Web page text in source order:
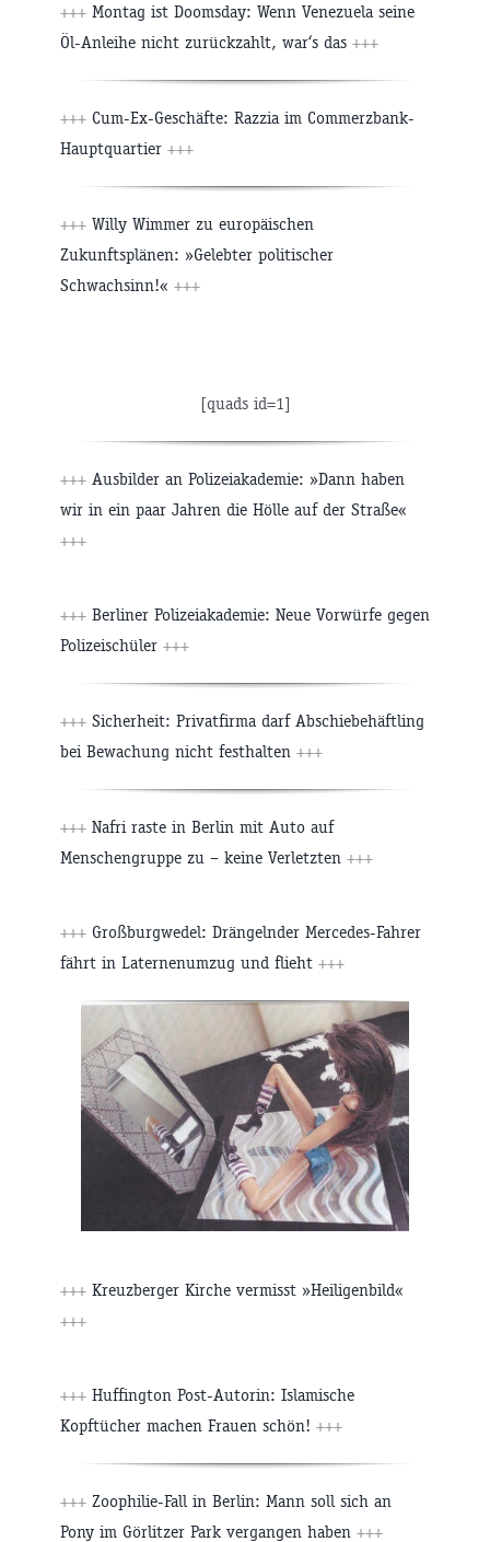
+++ Montag ist Doomsday: Wenn Venezuela seine
Öl-Anleihe nicht zurückzahlt, war‘s das +++
+++ Cum-Ex-Geschäfte: Razzia im Commerzbank-
Hauptquartier +++
+++ Willy Wimmer zu europäischen
Zukunftsplänen: »Gelebter politischer
Schwachsinn!« +++
[quads id=1]
+++ Ausbilder an Polizeiakademie: »Dann haben
wir in ein paar Jahren die Hölle auf der Straße«
+++
+++ Berliner Polizeiakademie: Neue Vorwürfe gegen
Polizeischüler +++
+++ Sicherheit: Privatfirma darf Abschiebehäftling
bei Bewachung nicht festhalten +++
+++ Nafri raste in Berlin mit Auto auf
Menschengruppe zu – keine Verletzten +++
+++ Großburgwedel: Drängelnder Mercedes-Fahrer
fährt in Laternenumzug und flieht +++
+++ Kreuzberger Kirche vermisst »Heiligenbild«
+++
+++ Huffington Post-Autorin: Islamische
Kopftücher machen Frauen schön! +++
+++ Zoophilie-Fall in Berlin: Mann soll sich an
Pony im Görlitzer Park vergangen haben +++